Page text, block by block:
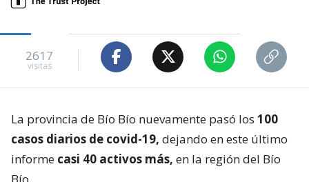
2617
visitas
La provincia de Bío Bío nuevamente pasó los 100
casos diarios de covid-19, dejando en este último
informe casi 40 activos más, en la región del Bío
Bío.